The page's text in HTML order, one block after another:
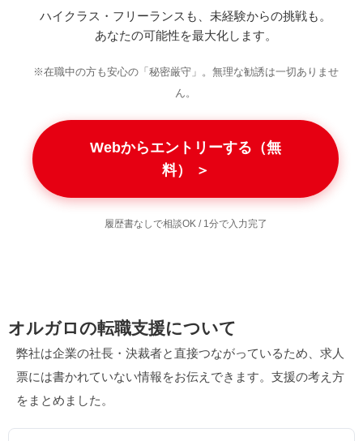
ハイクラス・フリーランスも、未経験からの挑戦も。
あなたの可能性を最大化します。
※在職中の方も安心の「秘密厳守」。無理な勧誘は一切ありませ
ん。
Webからエントリーする（無
料） ＞
履歴書なしで相談OK / 1分で入力完了
オルガロの転職支援について
弊社は企業の社長・決裁者と直接つながっているため、求人
票には書かれていない情報をお伝えできます。支援の考え方
をまとめました。